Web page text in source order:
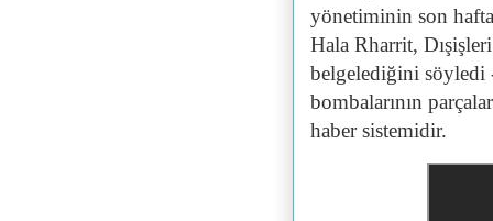
yönetiminin son
Hala Rharrit,
belgelediğini söyledi
bombalarının
haber sistemidir.